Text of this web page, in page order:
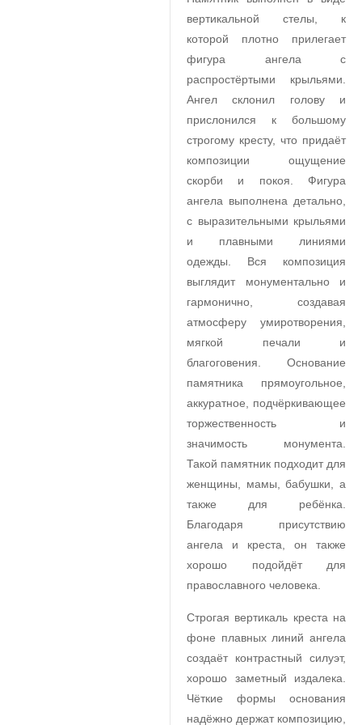
вертикальной стелы, к
которой плотно прилегает
фигура ангела с
распростёртыми крыльями.
Ангел склонил голову и
прислонился к большому
строгому кресту, что придаёт
композиции ощущение
скорби и покоя. Фигура
ангела выполнена детально,
с выразительными крыльями
и плавными линиями
одежды. Вся композиция
выглядит монументально и
гармонично, создавая
атмосферу умиротворения,
мягкой печали и
благоговения. Основание
памятника прямоугольное,
аккуратное, подчёркивающее
торжественность и
значимость монумента.
Такой памятник подходит для
женщины, мамы, бабушки, а
также для ребёнка.
Благодаря присутствию
ангела и креста, он также
хорошо подойдёт для
православного человека.
Строгая вертикаль креста на
фоне плавных линий ангела
создаёт контрастный силуэт,
хорошо заметный издалека.
Чёткие формы основания
надёжно держат композицию,